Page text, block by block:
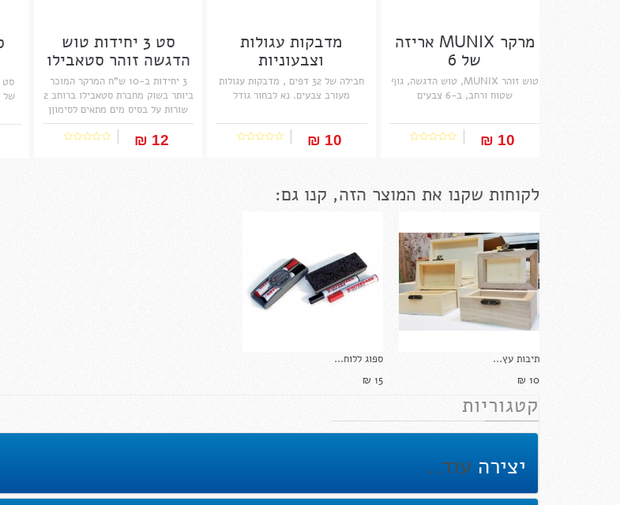
מרקר MUNIX אריזה
של 6
טוש זוהר MUNIX, טוש הדגשה, גוף
שטוח ורחב, ב-6 צבעים
10 ₪‎
מדבקות עגולות
וצבעוניות
חבילה של 32 דפים , מדבקות עגולות
מעורב צבעים. נא לבחור גודל
10 ₪‎
סט 3 יחידות טוש
הדגשה זוהר סטאבילו
בוס...
3 יחידות ב-10 ש"ח המרקר המוכר
ביותר בשוק מחברת סטאבילו ברוחב 2
שורות על בסיס מים מתאים לסימוןן
והדגשה של שורות לכל סוגי נייר
12 ₪‎
לקוחות שקנו את המוצר הזה, קנו גם:
ספוג ללוח...
15 ₪‎
תיבות עץ...
10 ₪‎
קטגוריות
יצירה עוד..